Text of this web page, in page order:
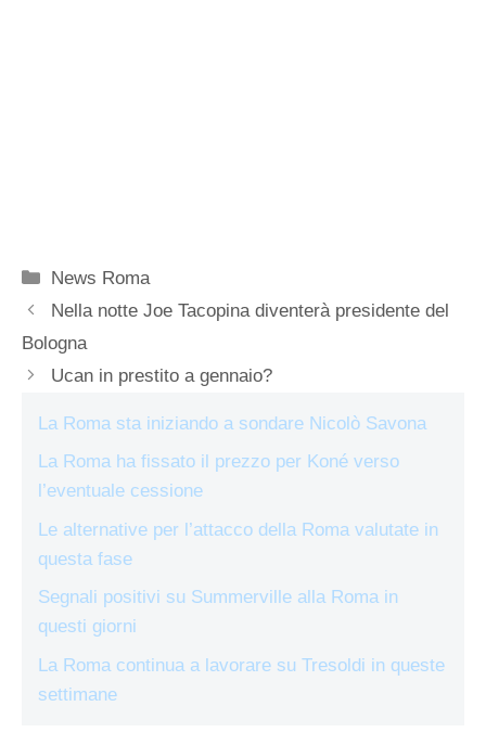
Categorie
News Roma
Nella notte Joe Tacopina diventerà presidente del
Bologna
Ucan in prestito a gennaio?
La Roma sta iniziando a sondare Nicolò Savona
La Roma ha fissato il prezzo per Koné verso
l’eventuale cessione
Le alternative per l’attacco della Roma valutate in
questa fase
Segnali positivi su Summerville alla Roma in
questi giorni
La Roma continua a lavorare su Tresoldi in queste
settimane